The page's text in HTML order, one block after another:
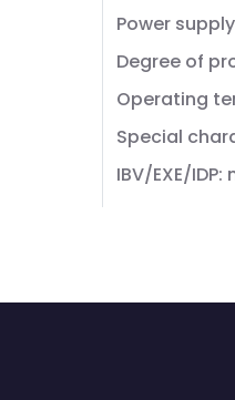
Power
Degree of
Operating
Special
IBV/EXE/IDP: